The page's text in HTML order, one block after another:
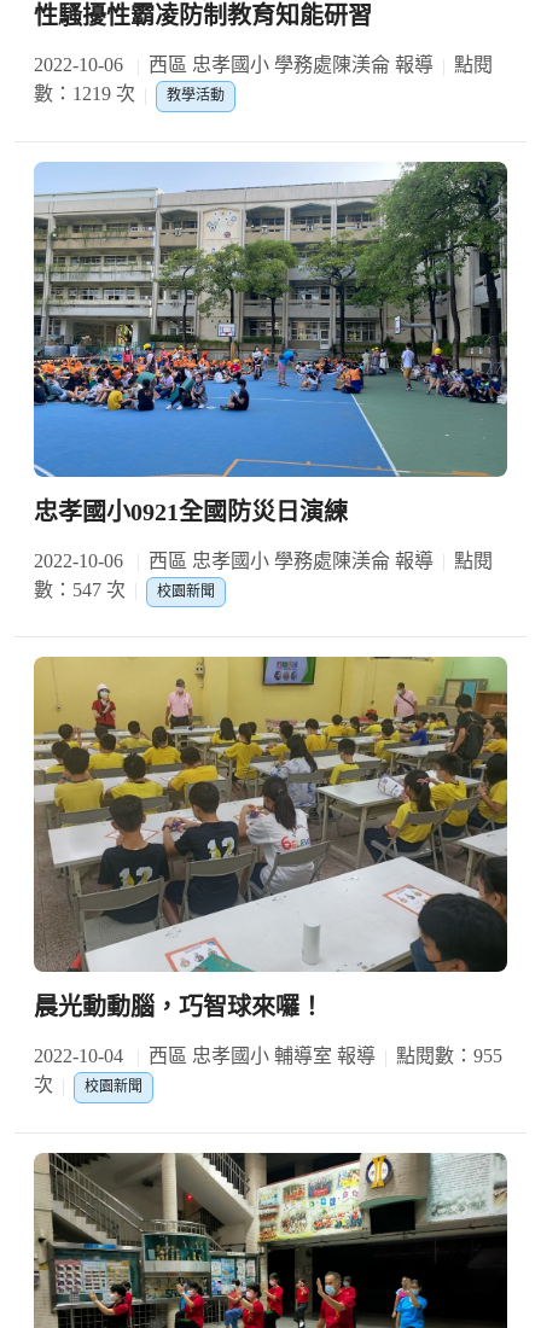
性騷擾性霸凌防制教育知能研習
2022-10-06 西區 忠孝國小 學務處陳渼侖 報導
點閱
數：1219 次
教學活動
忠孝國小0921全國防災日演練
2022-10-06 西區 忠孝國小 學務處陳渼侖 報導
點閱
數：547 次
校園新聞
晨光動動腦，巧智球來囉！
2022-10-04 西區 忠孝國小 輔導室 報導
點閱數：955
次
校園新聞